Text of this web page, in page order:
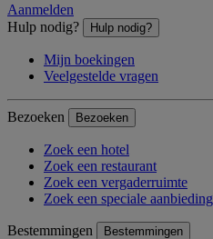
Aanmelden
Hulp nodig?
Hulp nodig?
Mijn boekingen
Veelgestelde vragen
Bezoeken Bezoeken
Zoek een hotel
Zoek een restaurant
Zoek een vergaderruimte
Zoek een speciale aanbieding
Bestemmingen Bestemmingen